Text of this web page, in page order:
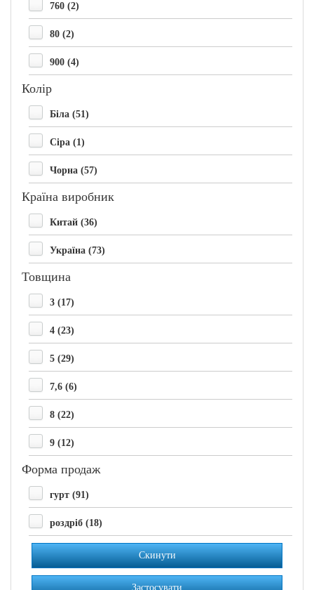
760 (2)
80 (2)
900 (4)
Колір
Біла (51)
Сіра (1)
Чорна (57)
Країна виробник
Китай (36)
Україна (73)
Товщина
3 (17)
4 (23)
5 (29)
7,6 (6)
8 (22)
9 (12)
Форма продаж
гурт (91)
роздріб (18)
Скинути
Застосувати